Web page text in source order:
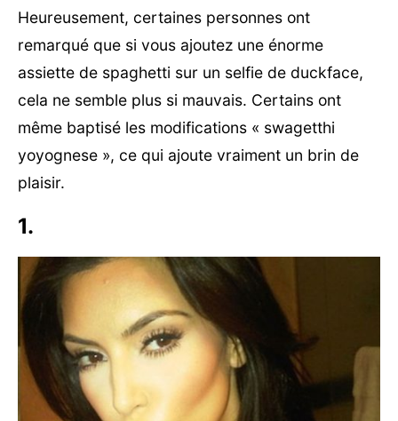
Heureusement, certaines personnes ont
remarqué que si vous ajoutez une énorme
assiette de spaghetti sur un selfie de duckface,
cela ne semble plus si mauvais. Certains ont
même baptisé les modifications « swagetthi
yoyognese », ce qui ajoute vraiment un brin de
plaisir.
1.